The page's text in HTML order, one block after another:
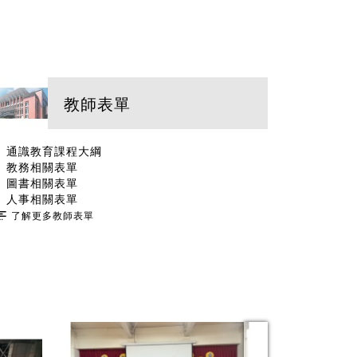
教師表單
通識教育課程大綱
教務相關表單
圖書相關表單
人事相關表單
了解更多教師表單